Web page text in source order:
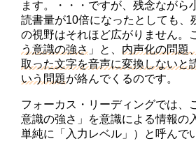
ます。・・・ですが、残念ながら
読書量が10倍になったとしても、
の視野はそれほど広がりません。
う意識の強さ 」と、内声化の問題
取った文字を音声に変換しないと
いう問題が絡んでくるのです。
フォーカス・リーディングでは、
意識の強さ」を意識による情報の
単純に「入力レベル」）と呼んで